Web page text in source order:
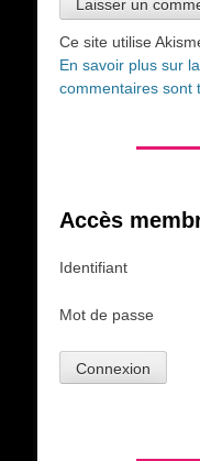
Ce site utilise
En savoir plus sur
commentaires sont
Accès
Identifiant
Mot de passe